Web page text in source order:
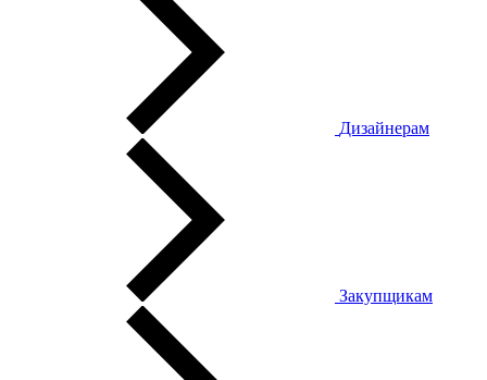
Дизайнерам
Закупщикам